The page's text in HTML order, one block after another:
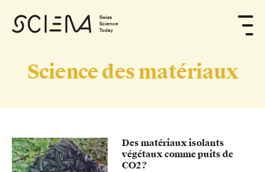
Swiss
Science
Today
Science des matériaux
Des matériaux isolants
végétaux comme puits de
CO2?